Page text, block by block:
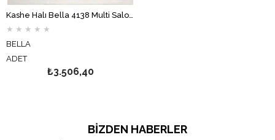
★ ★ ★ ★ ★
BELLA
ADET
₺3.506,40
BIZDEN HABERLER